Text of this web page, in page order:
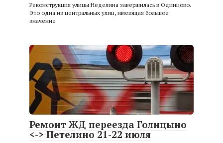
Реконструкция улицы Неделина завершилась в Одинцово.
Это одна из центральных улиц, имеющая большое
значение
Ремонт ЖД переезда Голицыно
<-> Петелино 21-22 июля